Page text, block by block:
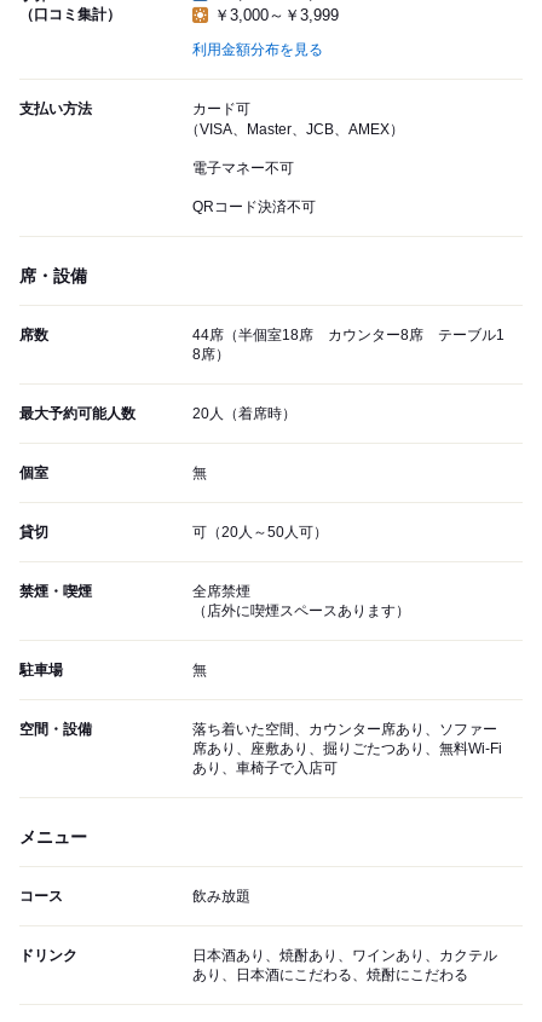
（口コミ集計）
￥3,000～￥3,999
利用金額分布を見る
支払い方法
カード可
（VISA、Master、JCB、AMEX）
電子マネー不可
QRコード決済不可
席・設備
席数
44席（半個室18席 カウンター8席 テーブル1
8席）
最大予約可能人数 20人（着席時）
個室 無
貸切 可（20人～50人可）
禁煙・喫煙
全席禁煙
（店外に喫煙スペースあります）
駐車場 無
空間・設備
落ち着いた空間、カウンター席あり、ソファー
席あり、座敷あり、掘りごたつあり、無料Wi-Fi
あり、車椅子で入店可
メニュー
コース 飲み放題
ドリンク
日本酒あり、焼酎あり、ワインあり、カクテル
あり、日本酒にこだわる、焼酎にこだわる